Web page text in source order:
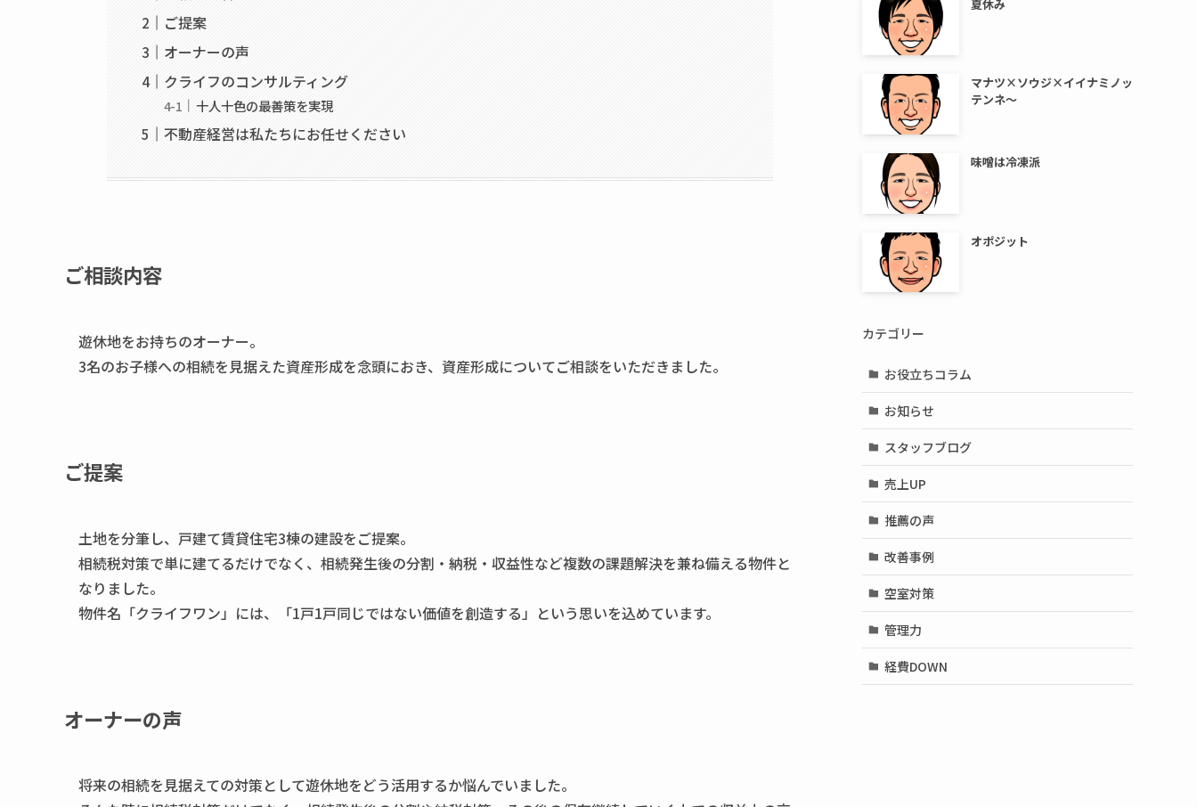
ご提案
オーナーの声
クライフのコンサルティング
十人十色の最善策を実現
不動産経営は私たちにお任せください
ご相談内容
遊休地をお持ちのオーナー。
3名のお子様への相続を見据えた資産形成を念頭におき、資産形成についてご相談をいただきました。
ご提案
土地を分筆し、戸建て賃貸住宅3棟の建設をご提案。
相続税対策で単に建てるだけでなく、相続発生後の分割・納税・収益性など複数の課題解決を兼ね備える物件と
なりました。
物件名「クライフワン」には、「1戸1戸同じではない価値を創造する」という思いを込めています。
オーナーの声
将来の相続を見据えての対策として遊休地をどう活用するか悩んでいました。
夏休み
マナツ×ソウジ×イイナミノッ
テンネ～
味噌は冷凍派
オポジット
カテゴリー
お役立ちコラム
お知らせ
スタッフブログ
売上UP
推薦の声
改善事例
空室対策
管理力
経費DOWN